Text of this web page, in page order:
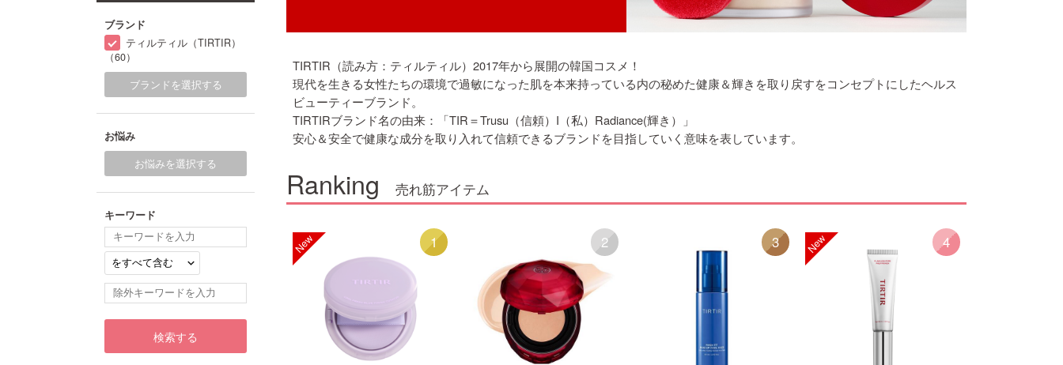
TIRTIR（読み方：ティルティル）2017年から展開の韓国コスメ！
現代を生きる女性たちの環境で過敏になった肌を本来持っている内の秘めた健康＆輝きを取り戻すをコンセプトにしたヘルス
ビューティーブランド。
TIRTIRブランド名の由来：「TIR＝Trusu（信頼）I（私）Radiance(輝き）」
安心＆安全で健康な成分を取り入れて信頼できるブランドを目指していく意味を表しています。
Ranking 売れ筋アイテム
1 2 3 4
ブランド
ティルティル（TIRTIR）
（60）
ブランドを選択する
お悩み
お悩みを選択する
キーワード
検索する